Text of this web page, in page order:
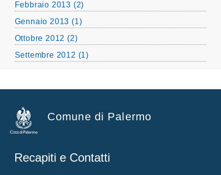
Febbraio 2013 (2)
Gennaio 2013 (1)
Ottobre 2012 (2)
Settembre 2012 (1)
Comune di Palermo
Recapiti e Contatti